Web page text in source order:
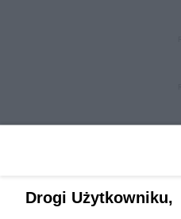
Drogi Użytkowniku,